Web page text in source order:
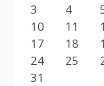
3
4
10
11
17
18
24
25
31